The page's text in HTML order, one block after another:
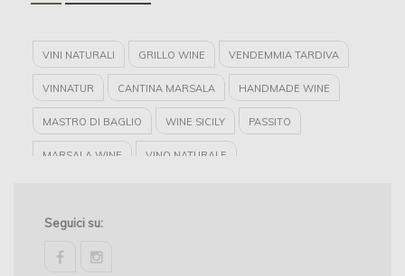
VINI NATURALI GRILLO WINE VENDEMMIA TARDIVA
VINNATUR CANTINA MARSALA HANDMADE WINE
MASTRO DI BAGLIO WINE SICILY PASSITO
MARSALA WINE VINO NATURALE
VINO ARTIGIANALE
Seguici su: